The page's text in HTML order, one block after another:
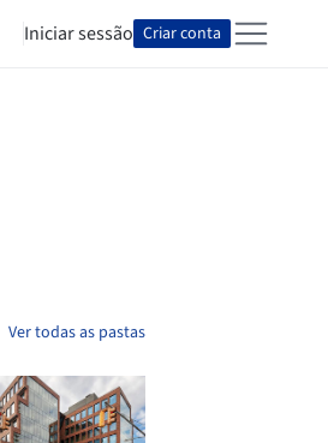
Iniciar sessão Criar conta
Ver todas as pastas